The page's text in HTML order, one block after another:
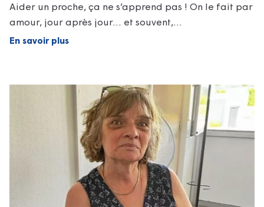
Aider un proche, ça ne s’apprend pas ! On le fait par
amour, jour après jour… et souvent,…
En savoir plus